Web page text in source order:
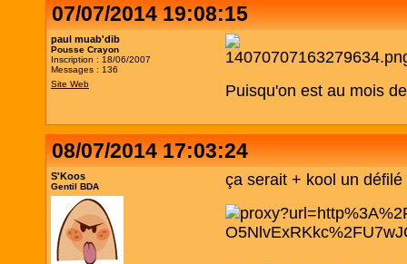
07/07/2014 19:08:15
paul muab'dib
Pousse Crayon
Inscription : 18/06/2007
Messages : 136
Site Web
Puisqu'on est au mois
08/07/2014 17:03:24
S'Koos
Gentil BDA ça serait + kool un